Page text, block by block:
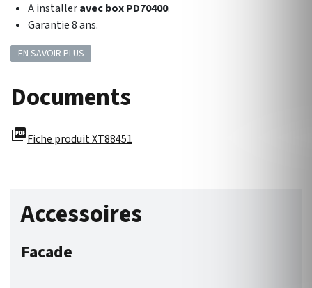
A installeravec boxPD70400.
Garantie 8 ans.
EN SAVOIR PLUS
Documents
picture_as_pdfFiche produit XT88451
Accessoires
Facade